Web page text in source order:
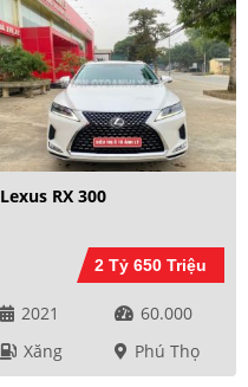
Lexus RX 300
2 Tỷ 650 Triệu
2021
60.000
Xăng
Phú Thọ